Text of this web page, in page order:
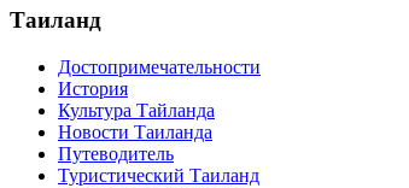
Таиланд
Достопримечательности
История
Культура Тайланда
Новости Таиланда
Путеводитель
Туристический Таиланд